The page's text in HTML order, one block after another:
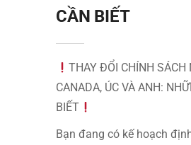
CẦN BIẾT
THAY ĐỔI CHÍNH SÁCH
CANADA, ÚC VÀ ANH:
BIẾT
Bạn đang có kế hoạch